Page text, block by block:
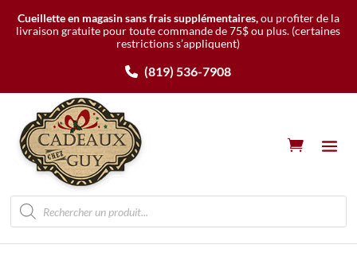
Cueillette en magasin sans frais supplémentaires,ou profiter de la
livraison gratuite pour toute commande de 75$ ou plus. (certaines
restrictions s’appliquent)
(819) 536-7908
Recherche
de
produits